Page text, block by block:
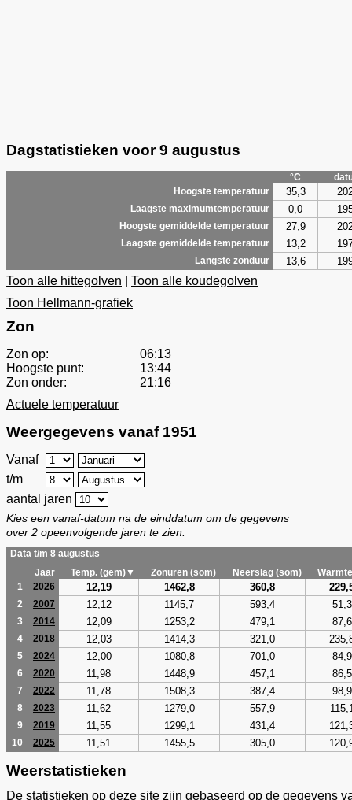
Dagstatistieken voor 9 augustus
°C
Hoogste temperatuur
35,3
Laagste maximumtemperatuur 0,0
Hoogste gemiddelde temperatuur 27,9
Laagste gemiddelde temperatuur 13,2
Langste zonduur 13,6
Toon alle hittegolven
Toon alle koudegolven
Toon Hellmann-grafiek
Zon
Zon op:
06:13
Hoogste punt:
13:44
Zon onder:
21:16
Actuele temperatuur
Weergegevens vanaf 1951
Vanaf
t/m
aantal jaren
Kies een vanaf-datum na de einddatum om de gegevens
over 2 opeenvolgende jaren te zien.
Data t/m 8 augustus
Jaar
Temp. (gem)▼ Zonuren (som) Neerslag (som)
1
2026 12,19 1462,8 360,8
2 2007 12,12 1145,7 593,4 51,3
3 2014 12,09 1253,2 479,1 87,6
4 2018 12,03 1414,3 321,0
5 2024 12,00 1080,8 701,0 84,9
6 2020 11,98 1448,9 457,1 86,5
7 2022 11,78 1508,3 387,4 98,9
8 2023 11,62 1279,0 557,9
9 2019 11,55 1299,1 431,4
10 2025 11,51 1455,5 305,0
Weerstatistieken
De statistieken op deze site zijn gebaseerd op de gegevens